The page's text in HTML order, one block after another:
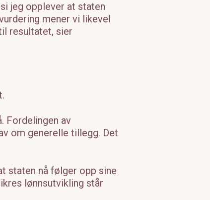
jeg opplever at staten
mener vi likevel
resultatet, sier
Fordelingen av
om generelle tillegg. Det
staten nå følger opp sine
lønnsutvikling står